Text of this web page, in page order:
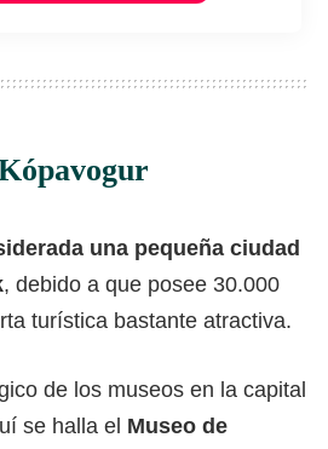
una pequeña ciudad
, debido a que posee 30.000
turística bastante atractiva.
de los museos en la capital
se halla el Museo de